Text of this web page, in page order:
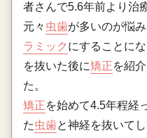
者さんで5.6年前より治
元々 虫歯が多いのが悩
ラミック にすることに
を抜いた後に矯正を紹介
た。
矯正を始めて4.5年程経
た虫歯と神経を抜いて